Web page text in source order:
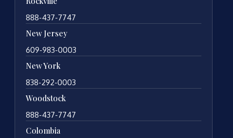
888-437-7747
New Jersey
609-983-0003
New York
838-292-0003
Woodstock
888-437-7747
Colombia